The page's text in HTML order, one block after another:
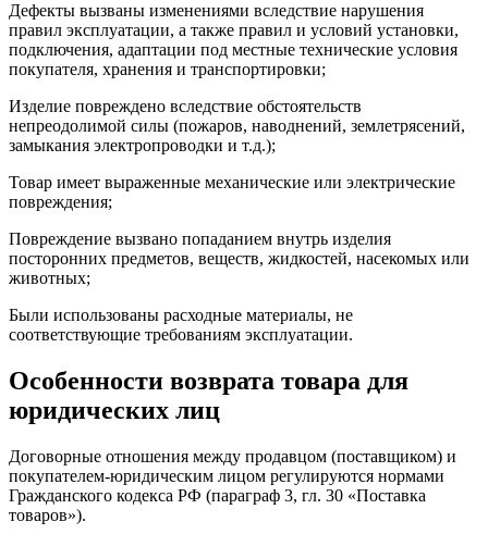
Дефекты вызваны изменениями вследствие нарушения
правил эксплуатации, а также правил и условий установки,
подключения, адаптации под местные технические условия
покупателя, хранения и транспортировки;
Изделие повреждено вследствие обстоятельств
непреодолимой силы (пожаров, наводнений, землетрясений,
замыкания электропроводки и т.д.);
Товар имеет выраженные механические или электрические
повреждения;
Повреждение вызвано попаданием внутрь изделия
посторонних предметов, веществ, жидкостей, насекомых или
животных;
Были использованы расходные материалы, не
соответствующие требованиям эксплуатации.
Особенности возврата товара для
юридических лиц
Договорные отношения между продавцом (поставщиком) и
покупателем-юридическим лицом регулируются нормами
Гражданского кодекса РФ (параграф 3, гл. 30 «Поставка
товаров»).